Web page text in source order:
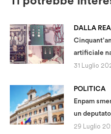
DALLA
artificiale
31 Luglio
POLITICA
Enpam
un deputato
29 Luglio